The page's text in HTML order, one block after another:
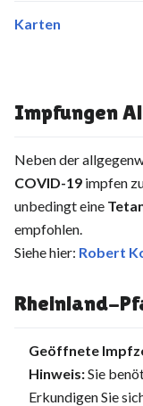
Karten
Impfungen
Neben der
COVID-19 impfen
unbedingt eine
empfohlen.
Siehe hier: Robert
Rheinland-
Geöffnete
Hinweis:Sie
Erkundigen Sie